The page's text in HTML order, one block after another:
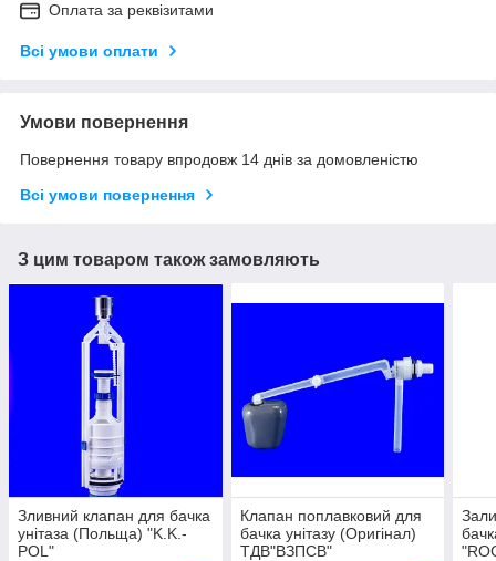
Оплата за реквізитами
Всі умови оплати
Умови повернення
Повернення товару впродовж 14 днів за домовленістю
Всі умови повернення
З цим товаром також замовляють
Зливний клапан для бачка
унітаза (Польща) "K.K.-
POL"
Клапан поплавковий для
бачка унітазу (Оригінал)
ТДВ"ВЗПСВ"